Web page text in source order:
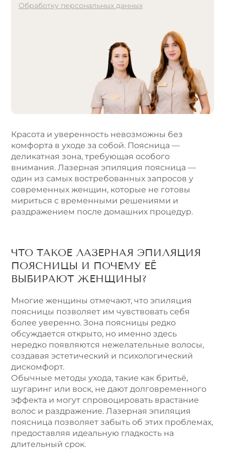
Обработку персональных данных
:
Красота и уверенность невозможны без
комфорта в уходе за собой. Поясница —
деликатная зона, требующая особого
внимания. Лазерная эпиляция поясница —
один из самых востребованных запросов у
современных женщин, которые не готовы
мириться с временными решениями и
раздражением после домашних процедур.
ЧТО ТАКОЕ ЛАЗЕРНАЯ ЭПИЛЯЦИЯ
ПОЯСНИЦЫ И ПОЧЕМУ ЕЁ
ВЫБИРАЮТ ЖЕНЩИНЫ?
Многие женщины отмечают, что эпиляция
поясницы позволяет им чувствовать себя
более уверенно. Зона поясницы редко
обсуждается открыто, но именно здесь
нередко появляются нежелательные волосы,
создавая эстетический и психологический
дискомфорт.
Обычные методы ухода, такие как бритьё,
шугаринг или воск, не дают долговременного
эффекта и могут спровоцировать врастание
волос и раздражение. Лазерная эпиляция
поясница позволяет забыть об этих проблемах,
предоставляя идеальную гладкость на
длительный срок.